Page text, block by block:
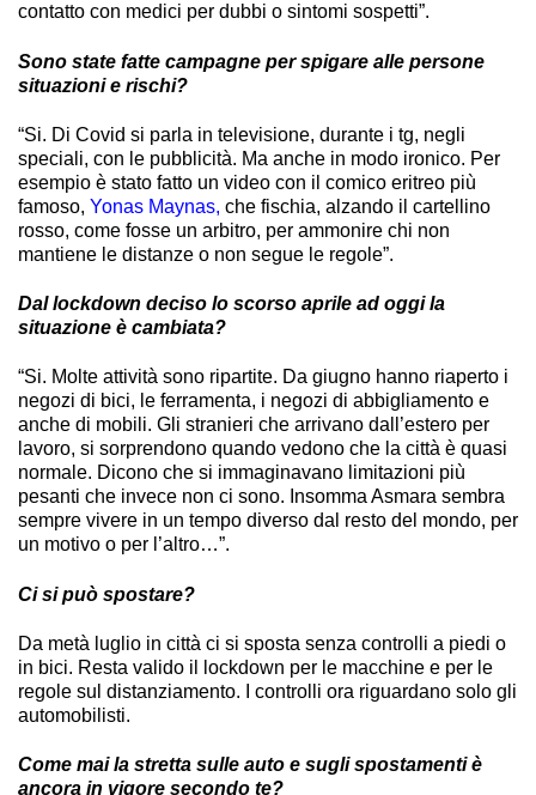
contatto con medici per dubbi o sintomi sospetti”.
Sono state fatte campagne per spigare alle persone
situazioni e rischi?
“Si. Di Covid si parla in televisione, durante i tg, negli
speciali, con le pubblicità. Ma anche in modo ironico. Per
esempio è stato fatto un video con il comico eritreo più
famoso, Yonas Maynas, che fischia, alzando il cartellino
rosso, come fosse un arbitro, per ammonire chi non
mantiene le distanze o non segue le regole”.
Dal lockdown deciso lo scorso aprile ad oggi la
situazione è cambiata?
“Si. Molte attività sono ripartite. Da giugno hanno riaperto i
negozi di bici, le ferramenta, i negozi di abbigliamento e
anche di mobili. Gli stranieri che arrivano dall’estero per
lavoro, si sorprendono quando vedono che la città è quasi
normale. Dicono che si immaginavano limitazioni più
pesanti che invece non ci sono. Insomma Asmara sembra
sempre vivere in un tempo diverso dal resto del mondo, per
un motivo o per l’altro…”.
Ci si può spostare?
Da metà luglio in città ci si sposta senza controlli a piedi o
in bici. Resta valido il lockdown per le macchine e per le
regole sul distanziamento. I controlli ora riguardano solo gli
automobilisti.
Come mai la stretta sulle auto e sugli spostamenti è
ancora in vigore secondo te?